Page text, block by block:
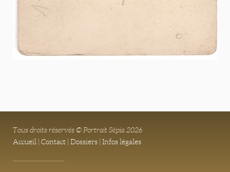
Tous droits réservés © Portrait Sépia 2026
Accueil | Contact | Dossiers | Infos légales